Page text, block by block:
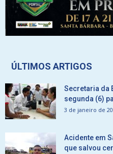
ÚLTIMOS ARTIGOS
Secretaria da
segunda (6)
3 de janeiro de
Acidente em
que salvou